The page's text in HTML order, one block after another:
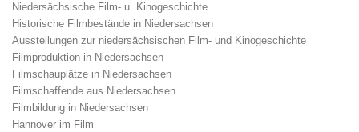
Niedersächsische Film- u. Kinogeschichte
Historische Filmbestände in Niedersachsen
Ausstellungen zur niedersächsischen Film- und Kinogeschichte
Filmproduktion in Niedersachsen
Filmschauplätze in Niedersachsen
Filmschaffende aus Niedersachsen
Filmbildung in Niedersachsen
Hannover im Film